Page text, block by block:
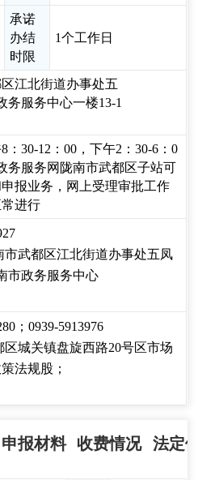
承诺
办结
时限
1个工作日
江北街道办事处五
务服务中心一楼13-1
：30-12：00，下午2：30-6：0
务服务网陇南市武都区子站可
报业务，网上受理审批工作
进行
市武都区江北街道办事处五凤
市政务服务中心
；0939-5913976
区城关镇盘旋西路20号区市场
法规股；
申报材料 收费情况 法定